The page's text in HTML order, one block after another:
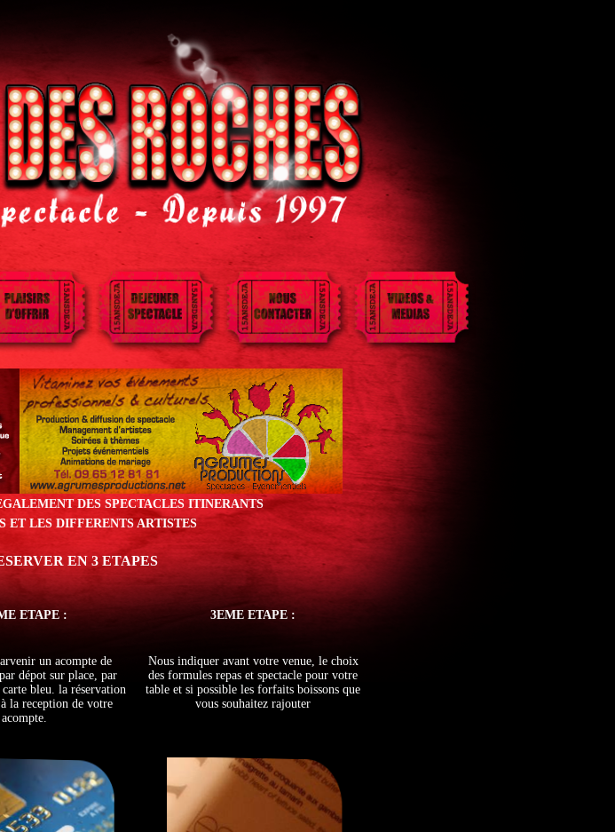
DES SPECTACLES ITINERANTS
ET LES DIFFERENTS ARTISTES
EN 3 ETAPES
ETAPE : 3EME ETAPE :
un acompte de
dépot sur place, par
bleu. la réservation
la reception de votre
acompte.
Nous indiquer avant votre venue, le choix
des formules repas et spectacle pour votre
table et si possible les forfaits boissons que
vous souhaitez rajouter